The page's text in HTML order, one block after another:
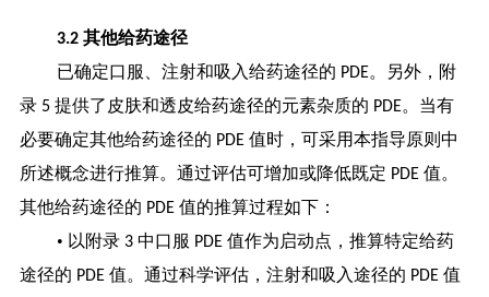
3.2 其他给药途径
已确定口服、注射和吸入给药途径的 PDE。另外，附
录 5 提供了皮肤和透皮给药途径的元素杂质的 PDE。当有
必要确定其他给药途径的 PDE 值时，可采用本指导原则中
所述概念进行推算。通过评估可增加或降低既定 PDE 值。
其他给药途径的 PDE 值的推算过程如下：
• 以附录 3 中口服 PDE 值作为启动点，推算特定给药
途径的 PDE 值。通过科学评估，注射和吸入途径的 PDE 值